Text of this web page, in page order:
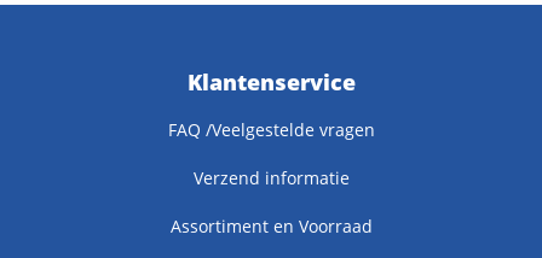
Klantenservice
FAQ /Veelgestelde vragen
Verzend informatie
Assortiment en Voorraad